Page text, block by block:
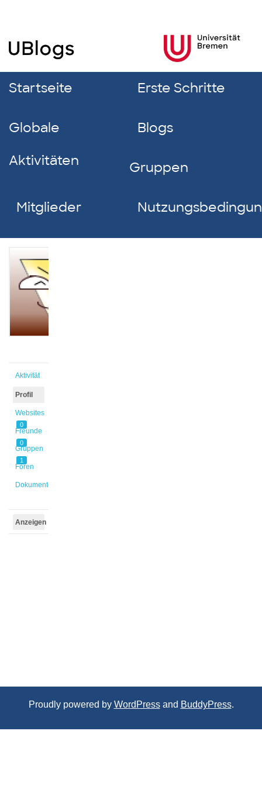
Startseite Erste Schritte
Globale
Aktivitäten
Blogs
Gruppen
Mitglieder
Aktivität
Profil
Websites
0
Freunde
0
Gruppen
1
Foren
Dokumente
Anzeigen
Proudly powered by WordPressand BuddyPress.